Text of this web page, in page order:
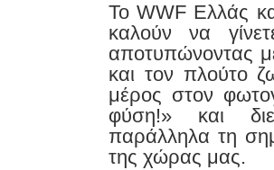
Το WWF Ελλάς
καλούν να
αποτυπώνοντας
και τον πλούτο
μέρος στον
φύση!» και
παράλληλα τη
της χώρας μας.